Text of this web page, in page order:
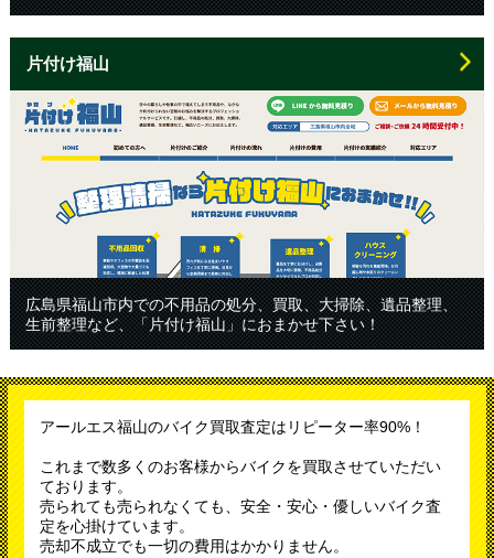
片付け福山
広島県福山市内での不用品の処分、買取、大掃除、遺品整理、
生前整理など、「片付け福山」におまかせ下さい！
アールエス福山のバイク買取査定はリピーター率90%！
これまで数多くのお客様からバイクを買取させていただい
ております。
売られても売られなくても、安全・安心・優しいバイク査
定を心掛けています。
売却不成立でも一切の費用はかかりません。